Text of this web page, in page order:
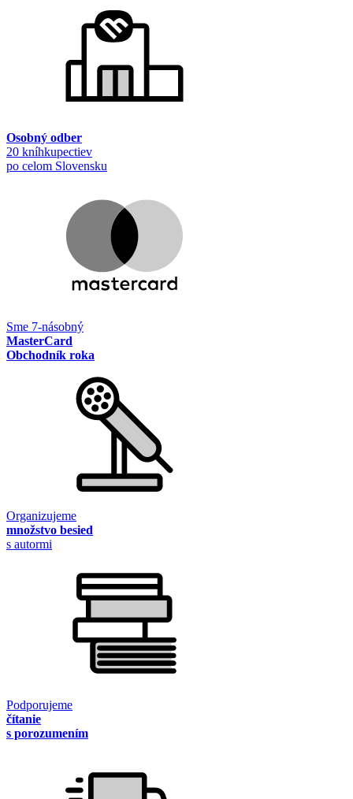
Osobný odber
20 kníhkupectiev
po celom Slovensku
Sme 7-násobný
MasterCard
Obchodník roka
Organizujeme
množstvo besied
s autormi
Podporujeme
čítanie
s porozumením